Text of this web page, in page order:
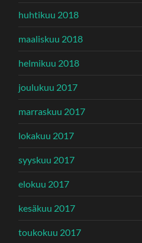
huhtikuu 2018
maaliskuu 2018
helmikuu 2018
joulukuu 2017
marraskuu 2017
lokakuu 2017
syyskuu 2017
elokuu 2017
kesäkuu 2017
toukokuu 2017